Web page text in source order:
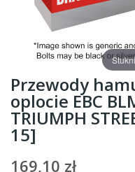
Przewody
oplocie EBC
TRIUMPH
15]
169,10 zł